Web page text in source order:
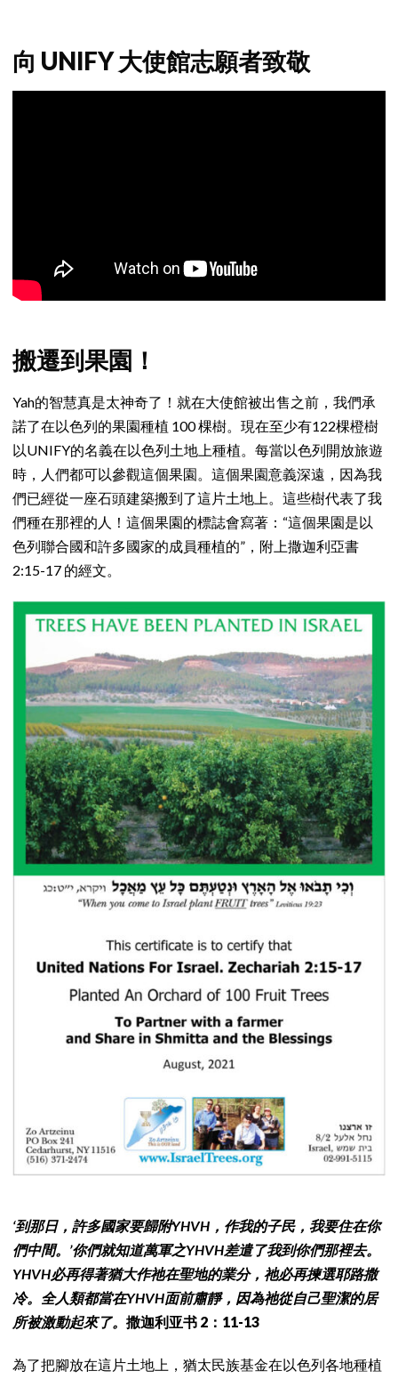
向 UNIFY 大使館志願者致敬
搬遷到果園！
Yah的智慧真是太神奇了！就在大使館被出售之前，我們承
諾了在以色列的果園種植 100 棵樹。現在至少有122棵橙樹
以UNIFY的名義在以色列土地上種植。每當以色列開放旅遊
時，人們都可以參觀這個果園。這個果園意義深遠，因為我
們已經從一座石頭建築搬到了這片土地上。這些樹代表了我
們種在那裡的人！這個果園的標誌會寫著：“這個果園是以
色列聯合國和許多國家的成員種植的”，附上撒迦利亞書
2:15-17 的經文。
‘到那日，許多國家要歸附YHVH，作我的子民，我要住在你
們中間。’你們就知道萬軍之YHVH差遣了我到你們那裡去。
YHVH必再得著猶大作祂在聖地的業分，祂必再揀選耶路撒
冷。全人類都當在YHVH面前肅靜，因為祂從自己聖潔的居
所被激動起來了。 撒迦利亚书 2：11-13
為了把腳放在這片土地上，猶太民族基金在以色列各地種植